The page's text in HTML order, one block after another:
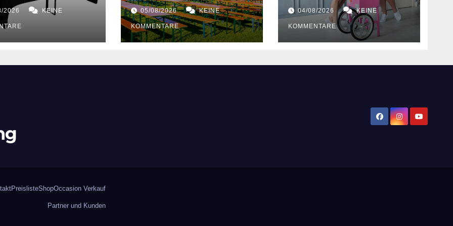
2026 KEINE 05/08/2026 KEINE
KOMMENTARE
Hochzeiten
04/08/2026 KEINE
KOMMENTARE
PreislisteShopOccasion Verkauf
Partner und Kunden